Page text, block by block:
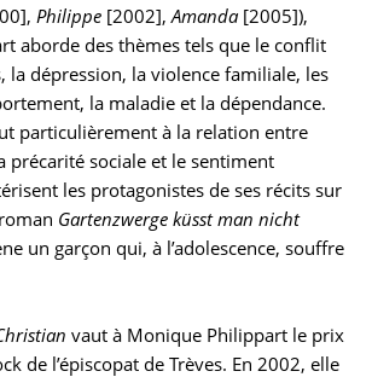
Philippe [2002],Amanda[2005]),
aborde des thèmes tels que le conflit
la dépression, la violence familiale, les
la maladie et la dépendance.
particulièrement à la relation entre
précarité sociale et le sentiment
les protagonistes de ses récits sur
Gartenzwerge küsst man nicht
un garçon qui, à l’adolescence, souffre
vaut à Monique Philippart le prix
de l’épiscopat de Trèves. En 2002, elle